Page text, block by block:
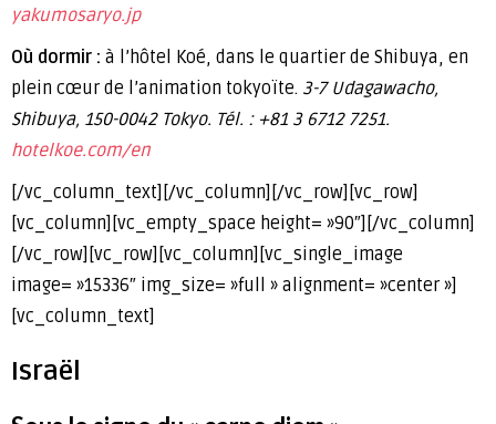
yakumosaryo.jp
Où dormir : à l’hôtel Koé, dans le quartier de Shibuya, en
plein cœur de l’animation tokyoïte. 3-7 Udagawacho,
Shibuya, 150-0042 Tokyo. Tél. : +81 3 6712 7251.
hotelkoe.com/en
[/vc_column_text][/vc_column][/vc_row][vc_row]
[vc_column][vc_empty_space height= »90″][/vc_column]
[/vc_row][vc_row][vc_column][vc_single_image
image= »15336″ img_size= »full » alignment= »center »]
[vc_column_text]
Israël